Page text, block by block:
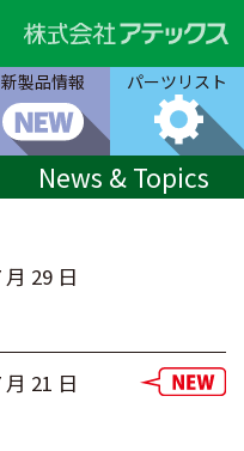
新製品情報 パーツリスト
News & Topics
29 日
21 日